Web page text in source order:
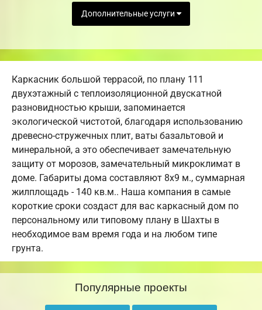
Дополнительные услуги
Каркасник большой террасой, по плану 111
двухэтажный с теплоизоляционной двускатной
разновидностью крыши, запоминается
экологической чистотой, благодаря использованию
древесно-стружечных плит, ваты базальтовой и
минеральной, а это обеспечивает замечательную
защиту от морозов, замечательный микроклимат в
доме. Габариты дома составляют 8х9 м., суммарная
жилплощадь - 140 кв.м.. Наша компания в самые
короткие сроки создаст для вас каркасный дом по
персональному или типовому плану в Шахты в
необходимое вам время года и на любом типе
грунта.
Популярные проекты